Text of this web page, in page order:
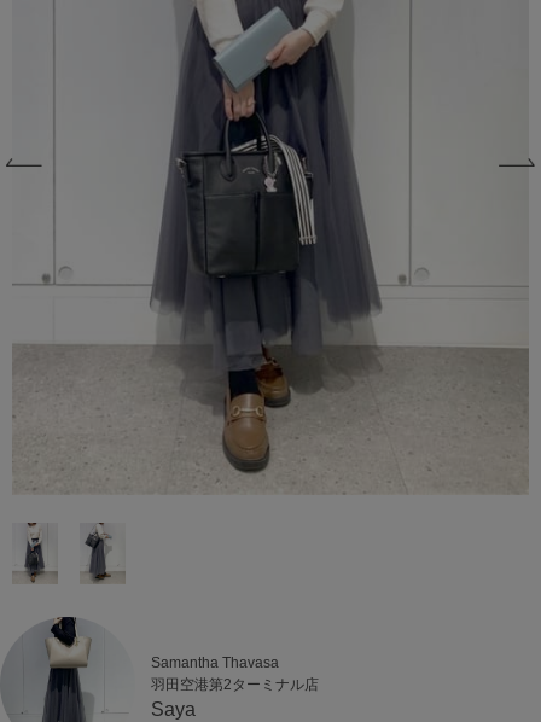
Samantha Thavasa
羽田空港第2ターミナル店
Saya